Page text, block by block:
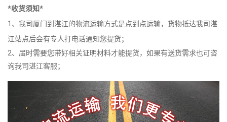
*收货须知*
1、我司厦门到湛江的物流运输方式是点到点运输，货物抵达我司湛
江站点后会有专人打电话通知您提货；
2、届时需要您带好相关证明材料才能提货，如果有送货需求也可咨
询我司湛江客服；